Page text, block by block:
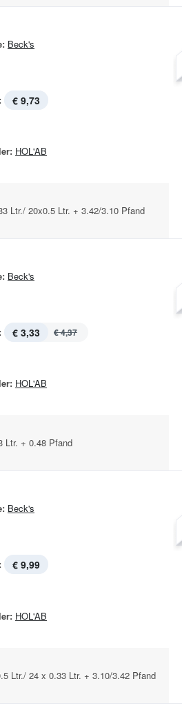
Beck's
€ 9,73
HOL'AB
Ltr./ 20x0.5 Ltr. + 3.42/3.10 Pfand
Beck's
€ 3,33 € 4,37
HOL'AB
Ltr. + 0.48 Pfand
Beck's
€ 9,99
HOL'AB
Ltr./ 24 x 0.33 Ltr. + 3.10/3.42 Pfand